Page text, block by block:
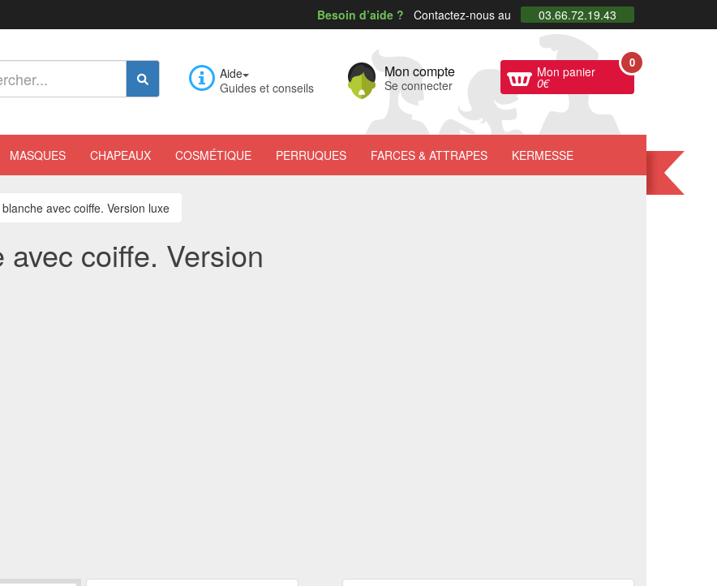
Besoin d’aide ? Contactez-nous au 03.66.72.19.43
Aide
Guides et conseils
Mon compte
Se connecter
Mon panier
0€
0
MASQUES CHAPEAUX COSMÉTIQUE PERRUQUES FARCES & ATTRAPES KERMESSE
avec coiffe. Version luxe
coiffe. Version